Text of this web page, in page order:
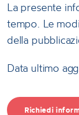
La presente
tempo. Le
della
Data ultimo
Richiedi